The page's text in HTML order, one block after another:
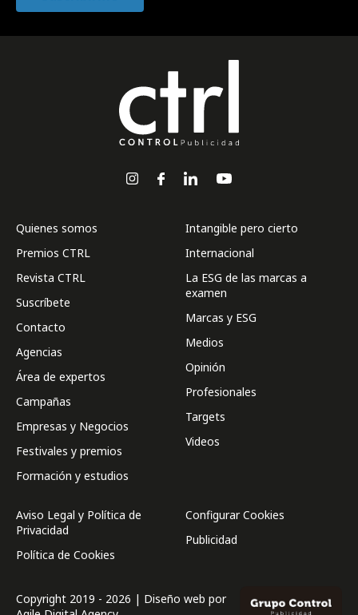
Quienes somos
Premios CTRL
Revista CTRL
Suscríbete
Contacto
Agencias
Área de expertos
Campañas
Empresas y Negocios
Festivales y premios
Formación y estudios
Intangible pero cierto
Internacional
La ESG de las marcas a
examen
Marcas y ESG
Medios
Opinión
Profesionales
Targets
Videos
Aviso Legal y Política de
Privacidad
Política de Cookies
Configurar Cookies
Publicidad
Copyright 2019 - 2026 | Diseño web por